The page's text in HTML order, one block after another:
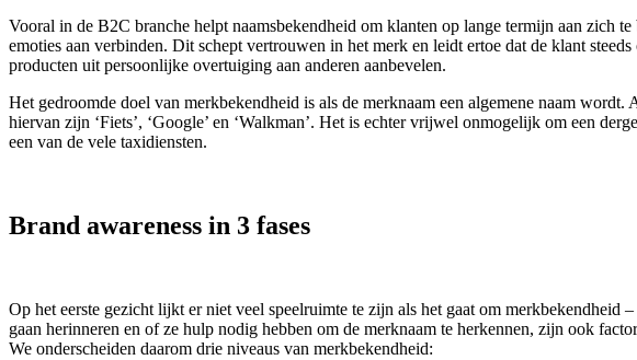
Vooral in de B2C branche helpt naamsbekendheid om klanten op lange termijn aan zich
emoties aan verbinden. Dit schept vertrouwen in het merk en leidt ertoe dat de klant
producten uit persoonlijke overtuiging aan anderen aanbevelen.
Het gedroomde doel van merkbekendheid is als de merknaam een algemene naam
hiervan zijn ‘Fiets’, ‘Google’ en ‘Walkman’. Het is echter vrijwel onmogelijk om een
een van de vele taxidiensten.
Brand awareness in 3 fases
Op het eerste gezicht lijkt er niet veel speelruimte te zijn als het gaat om
gaan herinneren en of ze hulp nodig hebben om de merknaam te herkennen, zijn ook
We onderscheiden daarom drie niveaus van merkbekendheid: